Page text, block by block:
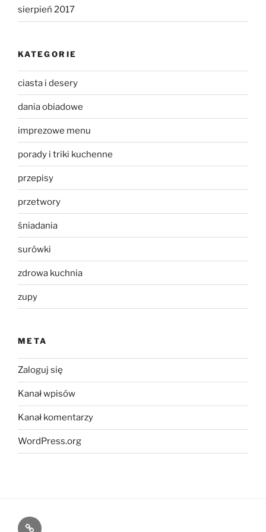
sierpień 2017
KATEGORIE
ciasta i desery
dania obiadowe
imprezowe menu
porady i triki kuchenne
przepisy
przetwory
śniadania
surówki
zdrowa kuchnia
zupy
META
Zaloguj się
Kanał wpisów
Kanał komentarzy
WordPress.org
Kontakt